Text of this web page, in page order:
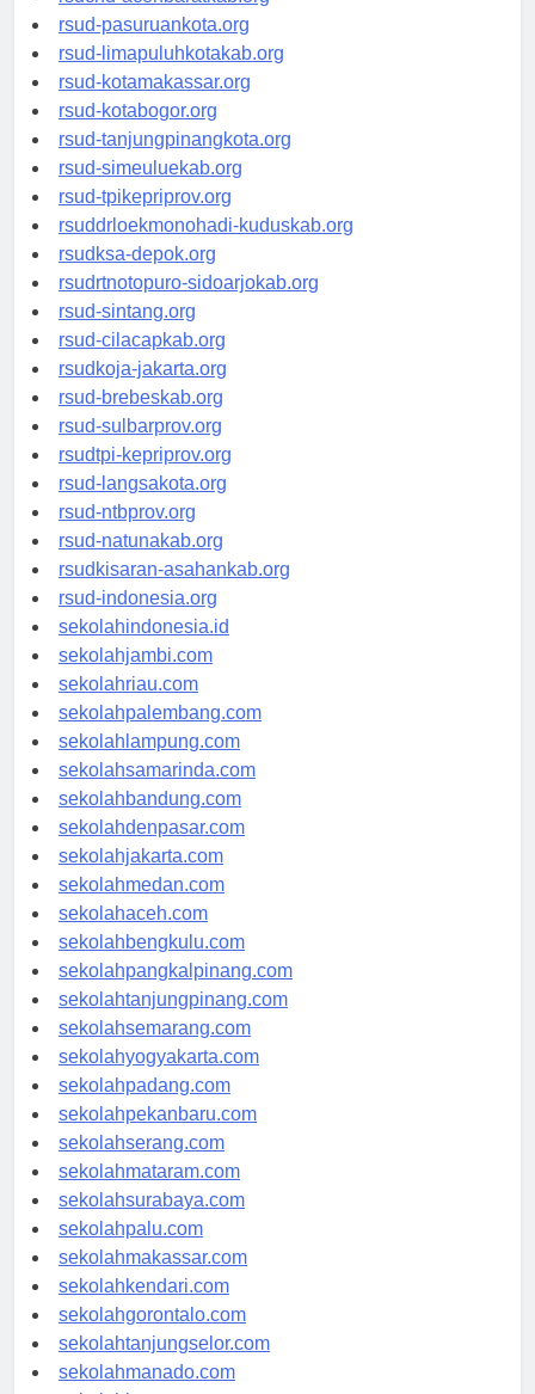
rsucnd-acehbaratkab.org
rsud-pasuruankota.org
rsud-limapuluhkotakab.org
rsud-kotamakassar.org
rsud-kotabogor.org
rsud-tanjungpinangkota.org
rsud-simeuluekab.org
rsud-tpikepriprov.org
rsuddrloekmonohadi-kuduskab.org
rsudksa-depok.org
rsudrtnotopuro-sidoarjokab.org
rsud-sintang.org
rsud-cilacapkab.org
rsudkoja-jakarta.org
rsud-brebeskab.org
rsud-sulbarprov.org
rsudtpi-kepriprov.org
rsud-langsakota.org
rsud-ntbprov.org
rsud-natunakab.org
rsudkisaran-asahankab.org
rsud-indonesia.org
sekolahindonesia.id
sekolahjambi.com
sekolahriau.com
sekolahpalembang.com
sekolahlampung.com
sekolahsamarinda.com
sekolahbandung.com
sekolahdenpasar.com
sekolahjakarta.com
sekolahmedan.com
sekolahaceh.com
sekolahbengkulu.com
sekolahpangkalpinang.com
sekolahtanjungpinang.com
sekolahsemarang.com
sekolahyogyakarta.com
sekolahpadang.com
sekolahpekanbaru.com
sekolahserang.com
sekolahmataram.com
sekolahsurabaya.com
sekolahpalu.com
sekolahmakassar.com
sekolahkendari.com
sekolahgorontalo.com
sekolahtanjungselor.com